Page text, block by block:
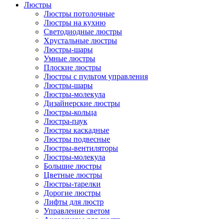
Люстры
Люстры потолочные
Люстры на кухню
Светодиодные люстры
Хрустальные люстры
Люстры-шары
Умные люстры
Плоские люстры
Люстры с пультом управления
Люстры-шары
Люстры-молекула
Дизайнерские люстры
Люстры-кольца
Люстра-паук
Люстры каскадные
Люстры подвесные
Люстры-вентиляторы
Люстры-молекула
Большие люстры
Цветные люстры
Люстры-тарелки
Дорогие люстры
Лифты для люстр
Управление светом